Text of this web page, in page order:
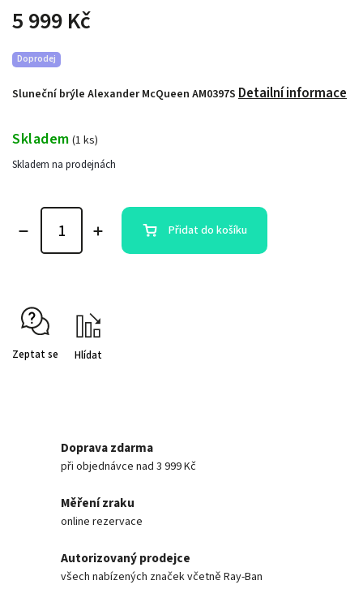
5 999 Kč
Sluneční brýle Alexander McQueen AM0397S Detailní informace
Doprodej
Skladem (1 ks)
Skladem na prodejnách
Přidat do košíku
Zeptat se Hlídat
Doprava zdarma
při objednávce nad 3 999 Kč
Měření zraku
online rezervace
Autorizovaný prodejce
všech nabízených značek včetně Ray-Ban